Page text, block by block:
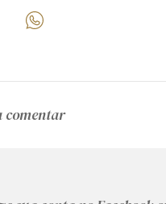
comentar